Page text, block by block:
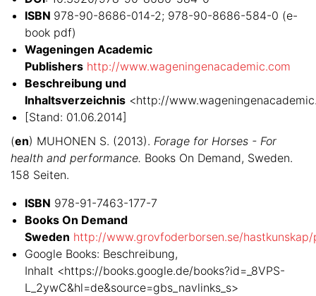
ISBN 978-90-8686-014-2; 978-90-8686-584-0 (e-
book pdf)
Wageningen Academic
Publishers http://www.wageningenacademic.com
Beschreibung und
Inhaltsverzeichnis <http://
[Stand: 01.06.2014]
(en) MUHONEN S. (2013). Forage for Horses - For
health and performance. Books On Demand, Sweden.
158 Seiten.
ISBN 978-91-7463-177-7
Books On Demand
Sweden http://www.grovfoderborsen.se/
Google Books: Beschreibung,
Inhalt <https://books.google.de/books?id=_8VPS-
L_2ywC&hl=de&source=gbs_navlinks_s>